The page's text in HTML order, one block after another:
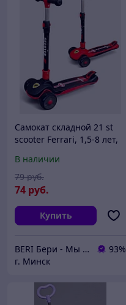
Самокат складной 21 st
scooter Ferrari, 1,5-8 лет,
В наличии
74 руб.
79 руб.
Купить
BERI Бери - Мы ненавидим демпинг, но нас вынуждают конкуренты
93%
г. Минск